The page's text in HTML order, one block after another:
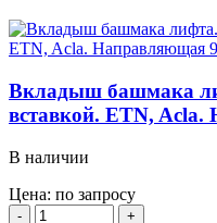
Вкладыш башмака
вставкой. ETN,
В наличии
Цена: по запросу
Количество